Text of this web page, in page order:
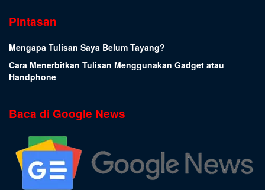
Pintasan
Mengapa Tulisan Saya Belum Tayang?
Cara Menerbitkan Tulisan Menggunakan Gadget atau
Handphone
Baca di Google News